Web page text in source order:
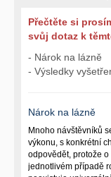
Přečtěte si
svůj dotaz k
- Nárok na lázně
- Výsledky
Nárok na lázně
Mnoho návštěvníků
výkonu, s konkrétní
odpovědět, protože
jednotlivém případě